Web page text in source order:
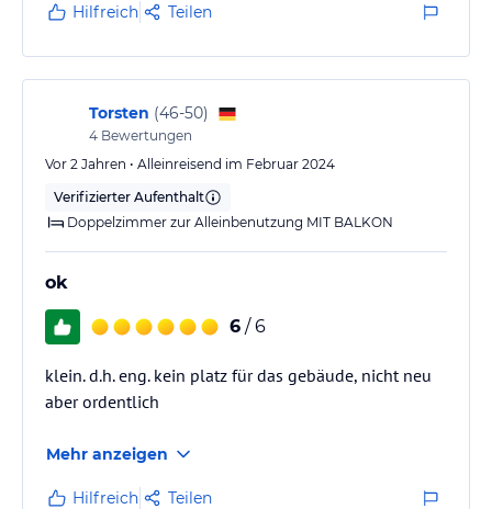
Hilfreich Teilen
Torsten (46-50)
4 Bewertungen
Vor 2 Jahren • Alleinreisend im Februar 2024
Verifizierter Aufenthalt
Doppelzimmer zur Alleinbenutzung MIT BALKON
ok
6 / 6
klein. d.h. eng. kein platz für das gebäude, nicht neu
aber ordentlich
Mehr anzeigen
Hilfreich Teilen